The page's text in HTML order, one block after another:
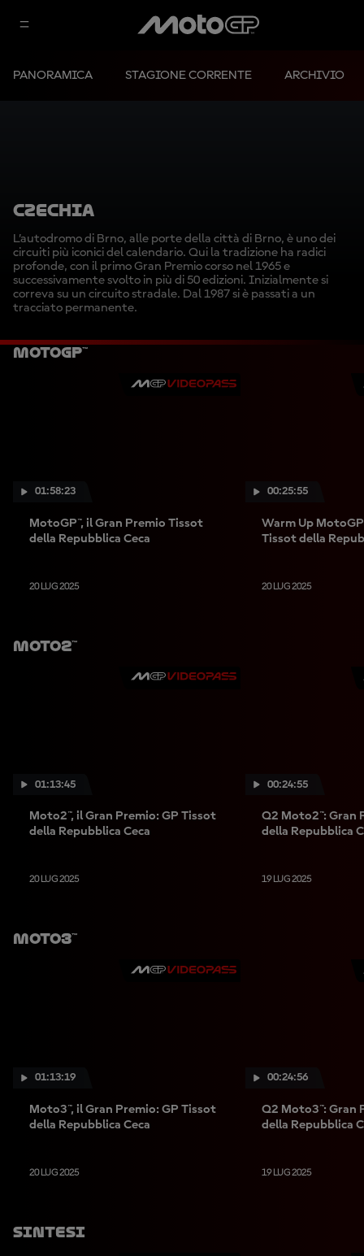
PANORAMICA STAGIONE CORRENTE ARCHIVIO
CZECHIA
L’autodromo di Brno, alle porte della città di Brno, è uno dei
circuiti più iconici del calendario. Qui la tradizione ha radici
profonde, con il primo Gran Premio corso nel 1965 e
successivamente svolto in più di 50 edizioni. Inizialmente si
correva su un circuito stradale. Dal 1987 si è passati a un
tracciato permanente.
MotoGP™
01:58:23
MotoGP™, il Gran Premio Tissot
della Repubblica Ceca
20 LUG 2025
00:25:55
Warm Up
Tissot della
20 LUG 2025
Moto2™
01:13:45
Moto2™, il Gran Premio: GP Tissot
della Repubblica Ceca
20 LUG 2025
00:24:55
Q2 Moto2™: Gran
della Repubblica
19 LUG 2025
Moto3™
01:13:19
Moto3™, il Gran Premio: GP Tissot
della Repubblica Ceca
20 LUG 2025
00:24:56
Q2 Moto3™: Gran
della Repubblica
19 LUG 2025
Sintesi